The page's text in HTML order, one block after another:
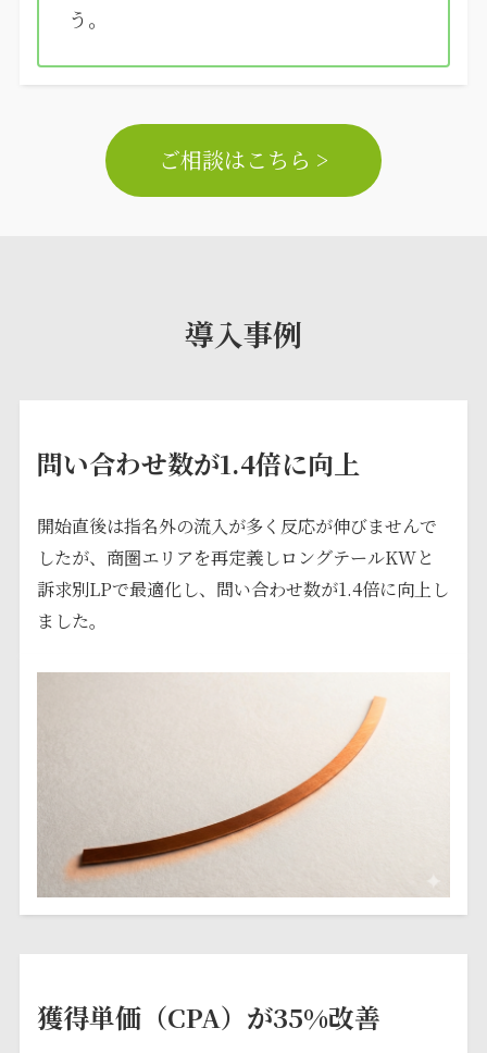
う。
ご相談はこちら >
導入事例
問い合わせ数が1.4倍に向上
開始直後は指名外の流入が多く反応が伸びませんで
したが、商圏エリアを再定義しロングテールKWと
訴求別LPで最適化し、問い合わせ数が1.4倍に向上し
ました。
獲得単価（CPA）が35%改善